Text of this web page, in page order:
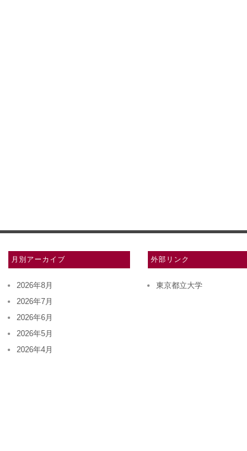
月別アーカイブ
2026年8月
2026年7月
2026年6月
2026年5月
2026年4月
外部リンク
東京都立大学